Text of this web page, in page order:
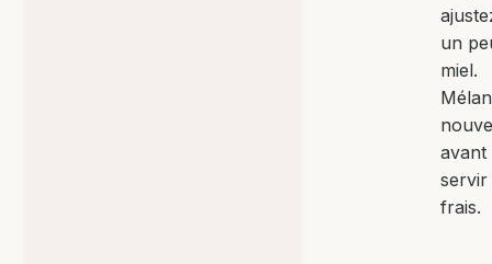
un
miel.
avant
servir
frais.